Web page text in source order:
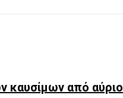
καυσίμων από αύριο